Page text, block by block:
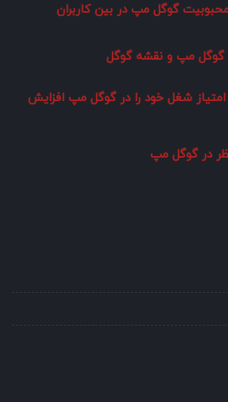
گوگل مپ در بین کاربران
گوگل مپ و نقشه گوگل
شغل خود را در گوگل مپ افزایش
در گوگل مپ